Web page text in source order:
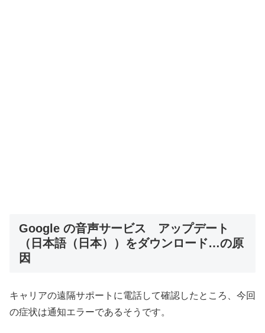
Google の音声サービス アップデート
（日本語（日本））をダウンロード…の原
因
キャリアの遠隔サポートに電話して確認したところ、今回
の症状は通知エラーであるそうです。